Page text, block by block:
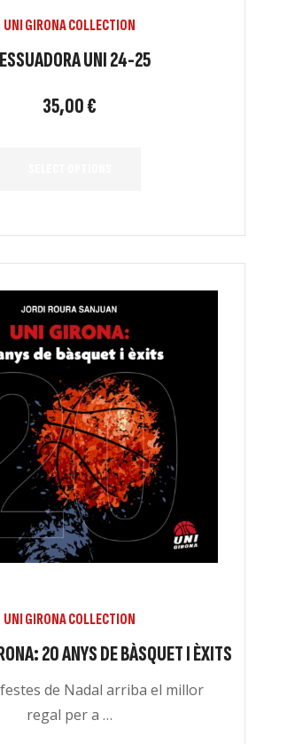
UNI GIRONA COLLECTION
UNI 24-25
35,00€
UNI GIRONA COLLECTION
20 ANYS DE BÀSQUET I ÈXITS
de Nadal arriba el millor
regal per a …